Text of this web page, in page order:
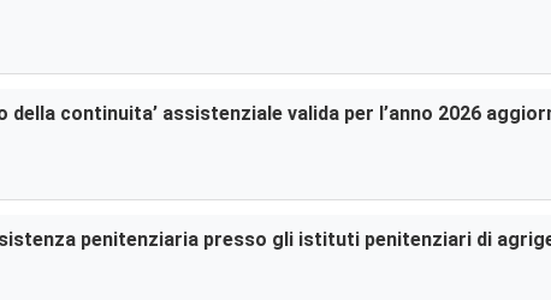
continuita’ assistenziale valida per l’anno 2026
penitenziaria presso gli istituti penitenziari di